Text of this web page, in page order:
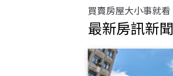
買賣房屋大小事就看
最新房訊新聞